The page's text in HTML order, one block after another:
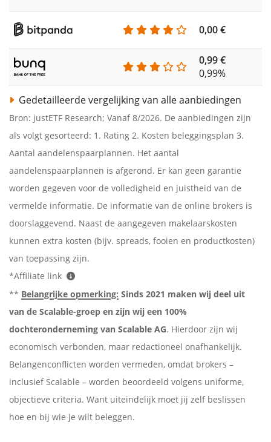
0,00 €
0,99 €
0,99%
Gedetailleerde vergelijking van alle aanbiedingen
Bron: justETF Research; Vanaf 8/2026. De aanbiedingen zijn
als volgt gesorteerd: 1. Rating 2. Kosten beleggingsplan 3.
Aantal aandelenspaarplannen. Het aantal
aandelenspaarplannen is afgerond. Er kan geen garantie
worden gegeven voor de volledigheid en juistheid van de
vermelde informatie. De informatie van de online brokers is
doorslaggevend. Naast de aangegeven makelaarskosten
kunnen extra kosten (bijv. spreads, fooien en productkosten)
van toepassing zijn.
*Affiliate link
** Belangrijke opmerking: Sinds 2021 maken wij deel uit
van de Scalable-groep en zijn wij een 100%
dochteronderneming van Scalable AG. Hierdoor zijn wij
economisch verbonden, maar redactioneel onafhankelijk.
Belangenconflicten worden vermeden, omdat brokers –
inclusief Scalable – worden beoordeeld volgens uniforme,
objectieve criteria. Want uiteindelijk moet jij zelf beslissen
hoe en bij wie je wilt beleggen.